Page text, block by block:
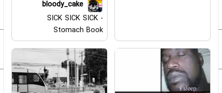
bloody_cake
SICK SICK SICK -
Stomach Book